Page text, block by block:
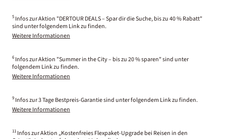
5 Infos zur Aktion "DERTOUR DEALS – Spar dir die Suche, bis zu 40 % Rabatt"
sind unter folgendem Link zu finden.
Weitere Informationen
6 Infos zur Aktion "Summer in the City – bis zu 20 % sparen" sind unter
folgendem Link zu finden.
Weitere Informationen
9 Infos zur 3 Tage Bestpreis-Garantie sind unter folgendem Link zu finden.
Weitere Informationen
11 Infos zur Aktion „Kostenfreies Flexpaket-Upgrade bei Reisen in den